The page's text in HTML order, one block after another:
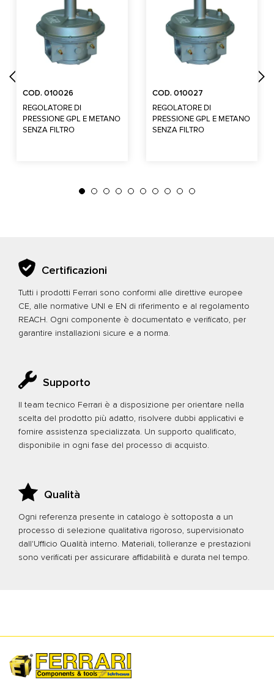
COD. 010026
REGOLATORE DI
PRESSIONE GPL E METANO
SENZA FILTRO
COD. 010027
REGOLATORE DI
PRESSIONE GPL E METANO
SENZA FILTRO
Certificazioni
Tutti i prodotti Ferrari sono conformi alle direttive europee
CE, alle normative UNI e EN di riferimento e al regolamento
REACH. Ogni componente è documentato e verificato, per
garantire installazioni sicure e a norma.
Supporto
Il team tecnico Ferrari è a disposizione per orientare nella
scelta del prodotto più adatto, risolvere dubbi applicativi e
fornire assistenza specializzata. Un supporto qualificato,
disponibile in ogni fase del processo di acquisto.
Qualità
Ogni referenza presente in catalogo è sottoposta a un
processo di selezione qualitativa rigoroso, supervisionato
dall'Ufficio Qualità interno. Materiali, tolleranze e prestazioni
sono verificati per assicurare affidabilità e durata nel tempo.